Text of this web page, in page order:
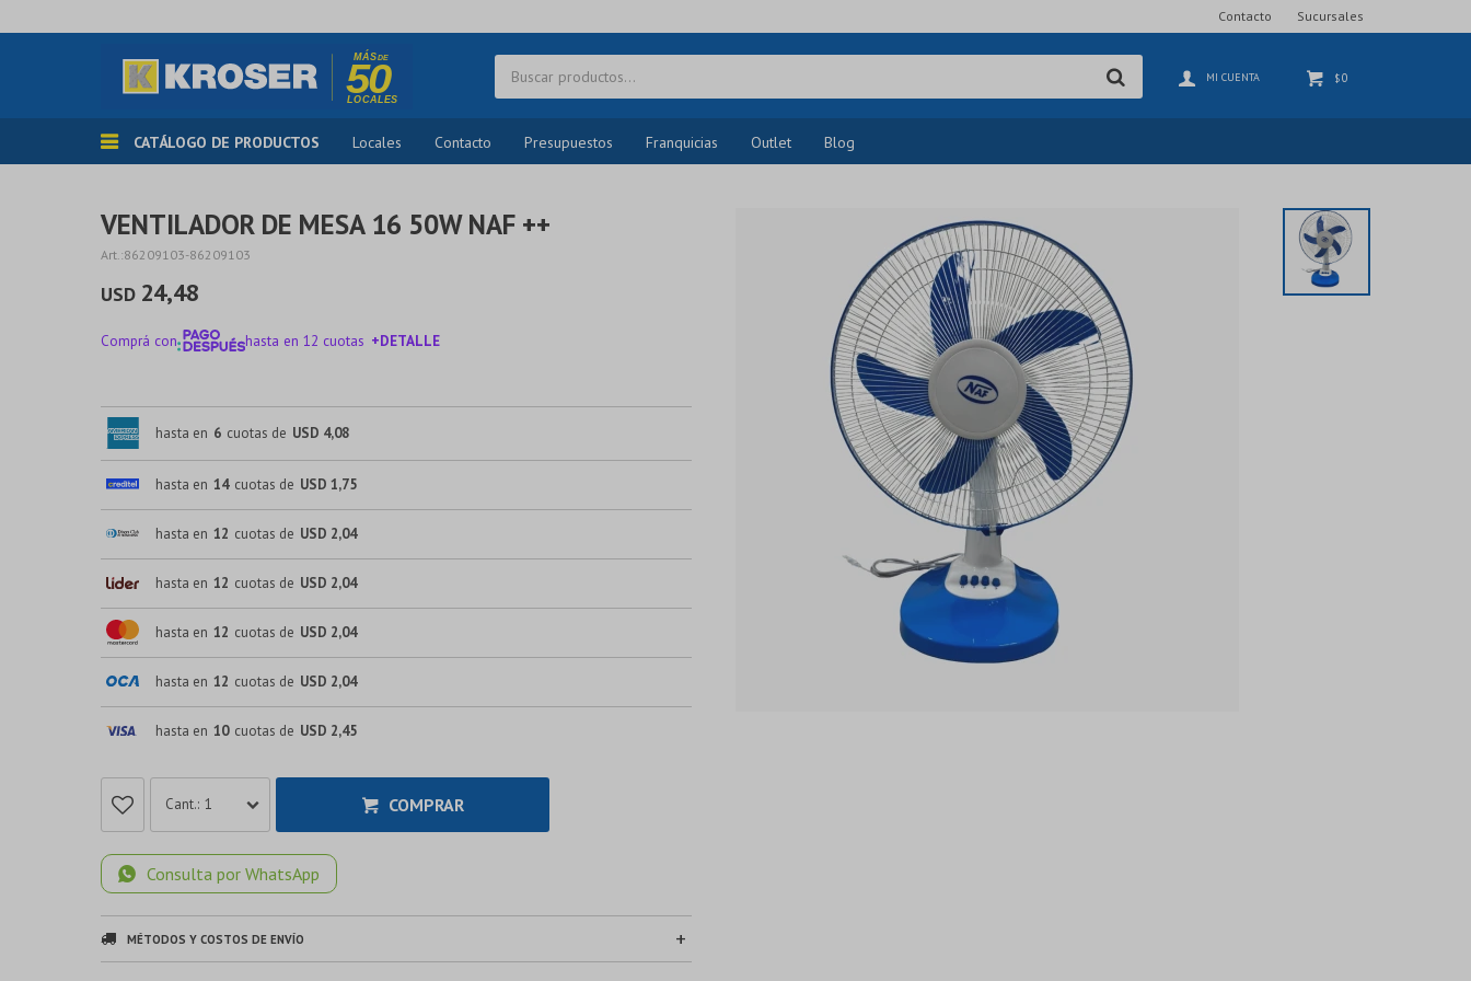
CATÁLOGO DE PRODUCTOS Locales Contacto Presupuestos Franquicias Outlet Blog
$0
Contacto Sucursales
VENTILADOR DE MESA 16 50W NAF ++
86209103-86209103
USD 24,48
Comprá con hasta en 12 cuotas +DETALLE
hasta en 6 cuotas de USD 4,08
hasta en 14 cuotas de USD 1,75
hasta en 12 cuotas de USD 2,04
hasta en 12 cuotas de USD 2,04
hasta en 12 cuotas de USD 2,04
hasta en 12 cuotas de USD 2,04
hasta en 10 cuotas de USD 2,45
1 COMPRAR
Consulta por WhatsApp
MÉTODOS Y COSTOS DE ENVÍO